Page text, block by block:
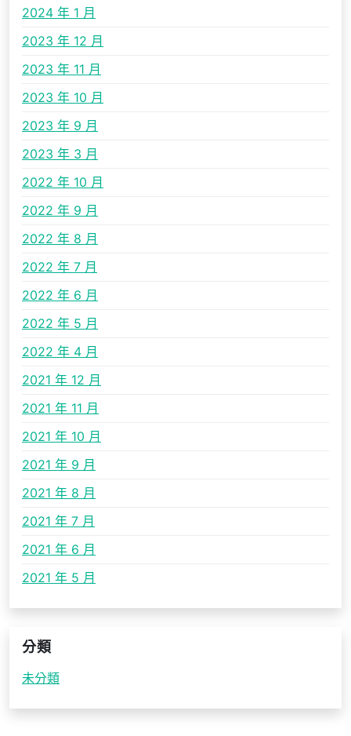
2024 年 1 月
2023 年 12 月
2023 年 11 月
2023 年 10 月
2023 年 9 月
2023 年 3 月
2022 年 10 月
2022 年 9 月
2022 年 8 月
2022 年 7 月
2022 年 6 月
2022 年 5 月
2022 年 4 月
2021 年 12 月
2021 年 11 月
2021 年 10 月
2021 年 9 月
2021 年 8 月
2021 年 7 月
2021 年 6 月
2021 年 5 月
分類
未分類